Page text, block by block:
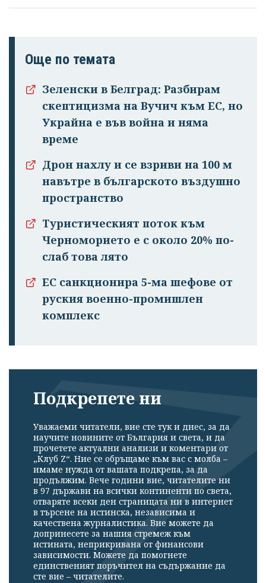
Още по темата
Зеленски в Белград: Разбирам
скептицизма на Вучич към ЕС, но
Украйна е във война и няма
време
Дрон нахлу и се взриви на 100 м
навътре в българското въздушно
пространство
Туристическият поток към
Черноморието е с около 20% по-
слаб това лято
ЕС санкционира 5-ма шефове от
руския военно-промишлен
комплекс
Подкрепете ни
Уважаеми читатели, вие сте тук и днес, за да
научите новините от България и света, и да
прочетете актуални анализи и коментари от
„Клуб Z“. Ние се обръщаме към вас с молба –
имаме нужда от вашата подкрепа, за да
продължим. Вече години вие, читателите ни
в 97 държави на всички континенти по света,
отваряте всеки ден страницата ни в интернет
в търсене на истинска, независима и
качествена журналистика. Вие можете да
допринесете за нашия стремеж към
истината, неприкривана от финансови
зависимости. Можете да помогнете
единственият поръчител на съдържание да
сте вие – читателите.